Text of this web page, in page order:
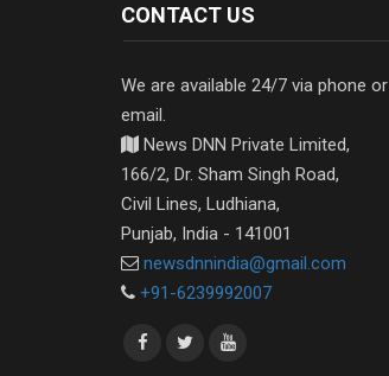
CONTACT US
We are available 24/7 via phone or
email.
News DNN Private Limited,
166/2, Dr. Sham Singh Road,
Civil Lines, Ludhiana,
Punjab, India - 141001
newsdnnindia@gmail.com
+91-6239992007